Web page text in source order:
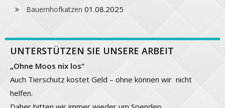
Bauernhofkatzen 01.08.2025
UNTERSTÜTZEN SIE UNSERE ARBEIT
„Ohne Moos nix los“
Auch Tierschutz kostet Geld – ohne können wir nicht
helfen.